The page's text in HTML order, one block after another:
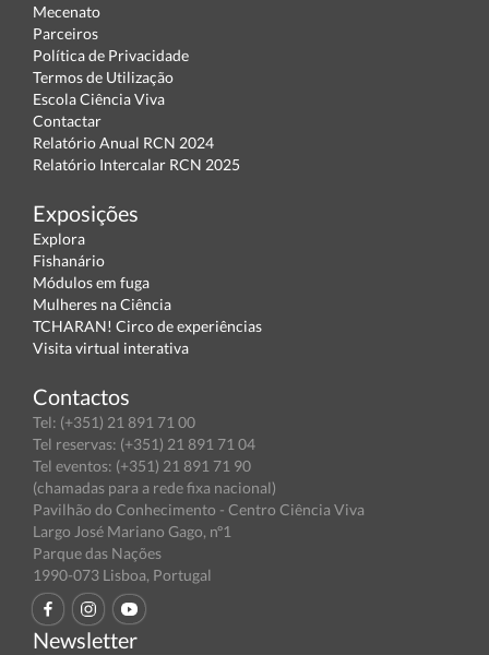
Mecenato
Parceiros
Política de Privacidade
Termos de Utilização
Escola Ciência Viva
Contactar
Relatório Anual RCN 2024
Relatório Intercalar RCN 2025
Exposições
Explora
Fishanário
Módulos em fuga
Mulheres na Ciência
TCHARAN! Circo de experiências
Visita virtual interativa
Contactos
Tel: (+351) 21 891 71 00
Tel reservas: (+351) 21 891 71 04
Tel eventos: (+351) 21 891 71 90
(chamadas para a rede fixa nacional)
Pavilhão do Conhecimento - Centro Ciência Viva
Largo José Mariano Gago, nº1
Parque das Nações
1990-073 Lisboa, Portugal
Newsletter